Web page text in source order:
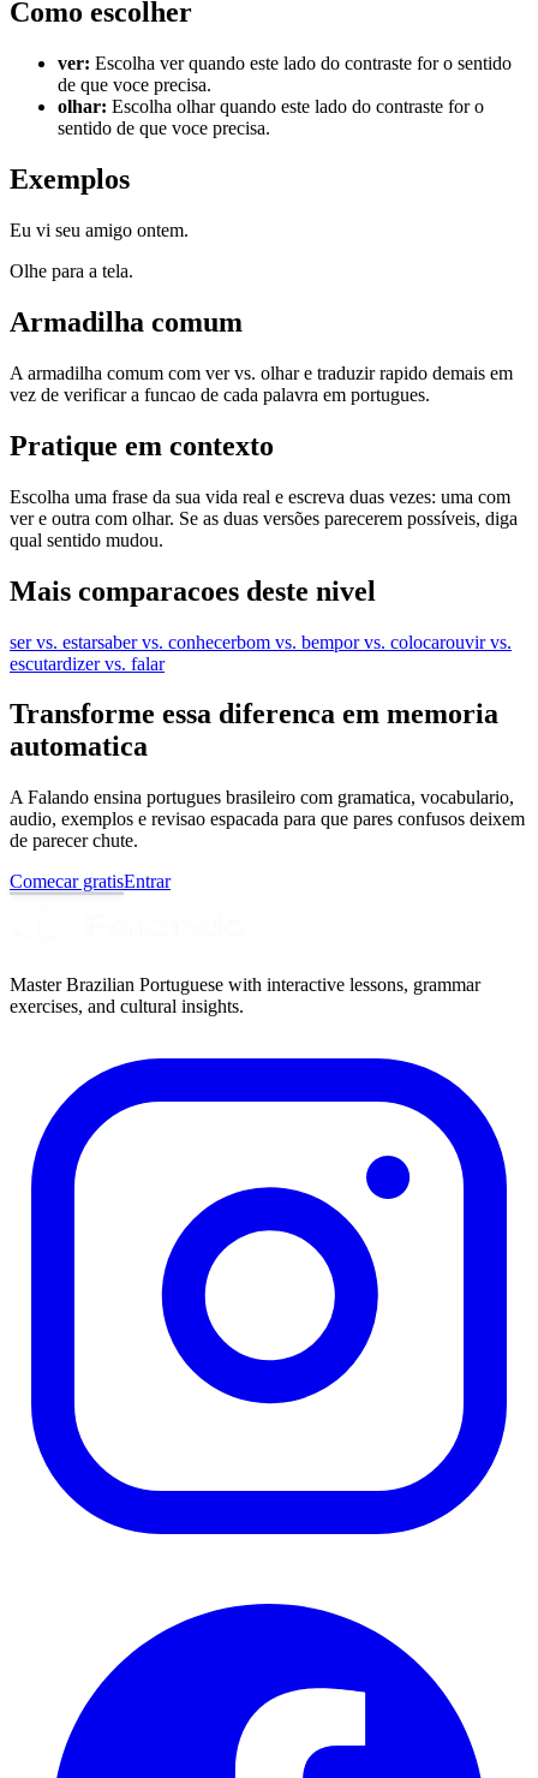
Como escolher
ver: Escolha ver quando este lado do contraste for o sentido
de que voce precisa.
olhar: Escolha olhar quando este lado do contraste for o
sentido de que voce precisa.
Exemplos
Eu vi seu amigo ontem.
Olhe para a tela.
Armadilha comum
A armadilha comum com ver vs. olhar e traduzir rapido demais em
vez de verificar a funcao de cada palavra em portugues.
Pratique em contexto
Escolha uma frase da sua vida real e escreva duas vezes: uma com
ver e outra com olhar. Se as duas versões parecerem possíveis, diga
qual sentido mudou.
Mais comparacoes deste nivel
ser vs. estarsaber vs. conhecerbom vs. bempor vs. colocarouvir vs.
escutardizer vs. falar
Transforme essa diferenca em memoria
automatica
A Falando ensina portugues brasileiro com gramatica, vocabulario,
audio, exemplos e revisao espacada para que pares confusos deixem
de parecer chute.
Comecar gratisEntrar
Master Brazilian Portuguese with interactive lessons, grammar
exercises, and cultural insights.